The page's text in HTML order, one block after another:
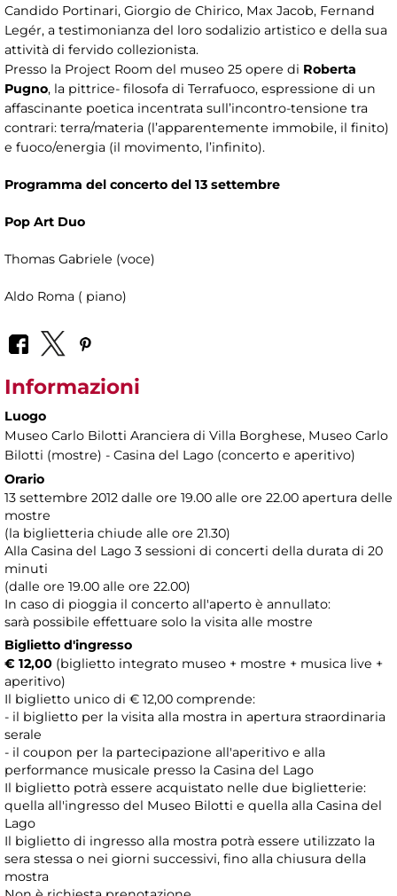
Candido Portinari, Giorgio de Chirico, Max Jacob, Fernand
Legér, a testimonianza del loro sodalizio artistico e della sua
attività di fervido collezionista.
Presso la Project Room del museo 25 opere di Roberta
Pugno, la pittrice- filosofa di Terrafuoco, espressione di un
affascinante poetica incentrata sull’incontro-tensione tra
contrari: terra/materia (l’apparentemente immobile, il finito)
e fuoco/energia (il movimento, l’infinito).
Programma del concerto del 13 settembre
Pop Art Duo
Thomas Gabriele (voce)
Aldo Roma ( piano)
Informazioni
Luogo
Museo Carlo Bilotti Aranciera di Villa Borghese, Museo Carlo
Bilotti (mostre) - Casina del Lago (concerto e aperitivo)
Orario
13 settembre 2012 dalle ore 19.00 alle ore 22.00 apertura delle
mostre
(la biglietteria chiude alle ore 21.30)
Alla Casina del Lago 3 sessioni di concerti della durata di 20
minuti
(dalle ore 19.00 alle ore 22.00)
In caso di pioggia il concerto all'aperto è annullato:
sarà possibile effettuare solo la visita alle mostre
Biglietto d'ingresso
€ 12,00 (biglietto integrato museo + mostre + musica live +
aperitivo)
Il biglietto unico di € 12,00 comprende:
- il biglietto per la visita alla mostra in apertura straordinaria
serale
- il coupon per la partecipazione all'aperitivo e alla
performance musicale presso la Casina del Lago
Il biglietto potrà essere acquistato nelle due biglietterie:
quella all'ingresso del Museo Bilotti e quella alla Casina del
Lago
Il biglietto di ingresso alla mostra potrà essere utilizzato la
sera stessa o nei giorni successivi, fino alla chiusura della
mostra